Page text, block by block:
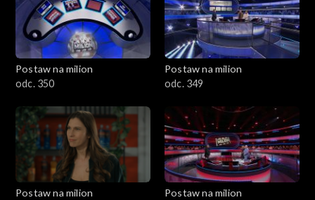
Postaw na milion
odc. 350
Postaw na milion
odc. 349
Postaw na milion
Postaw na milion